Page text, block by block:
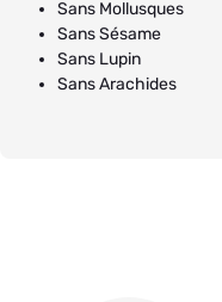
Sans Mollusques
Sans Sésame
Sans Lupin
Sans Arachides